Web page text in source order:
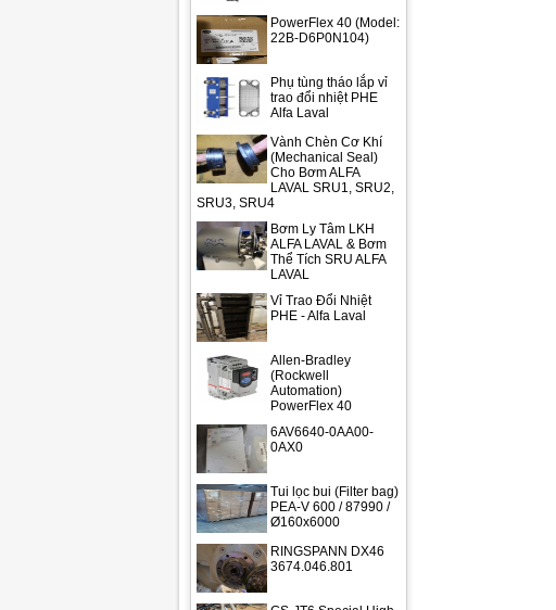
PowerFlex 40 (Model:
22B-D6P0N104)
Phụ tùng tháo lắp vỉ
trao đổi nhiệt PHE
Alfa Laval
Vành Chèn Cơ Khí
(Mechanical Seal)
Cho Bơm ALFA
LAVAL SRU1, SRU2,
SRU3, SRU4
Bơm Ly Tâm LKH
ALFA LAVAL & Bơm
Thể Tích SRU ALFA
LAVAL
Vỉ Trao Đổi Nhiệt
PHE - Alfa Laval
Allen-Bradley
(Rockwell
Automation)
PowerFlex 40
6AV6640-0AA00-
0AX0
Tui lọc bui (Filter bag)
PEA-V 600 / 87990 /
Ø160x6000
RINGSPANN DX46
3674.046.801